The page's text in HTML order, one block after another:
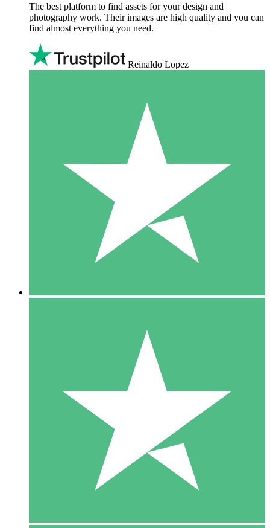
The best platform to find assets for your design and
photography work. Their images are high quality and you can
find almost everything you need.
Reinaldo Lopez